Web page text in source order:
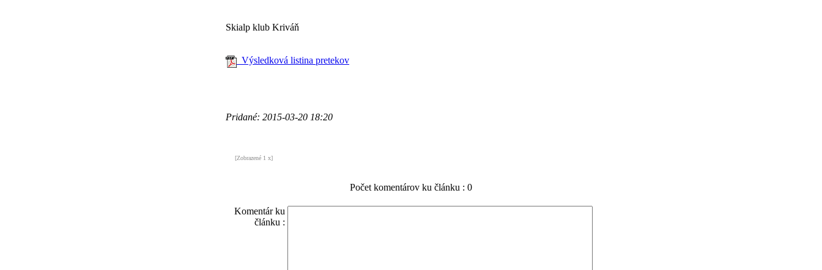
Skialp klub Kriváň
Výsledková listina pretekov
Pridané: 2015-03-20 18:20
[Zobrazené 1 x]
Počet komentárov ku článku : 0
Komentár ku
článku :